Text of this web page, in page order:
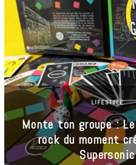
LIFESTYLE
Monte ton groupe :
rock du moment
Supersonic